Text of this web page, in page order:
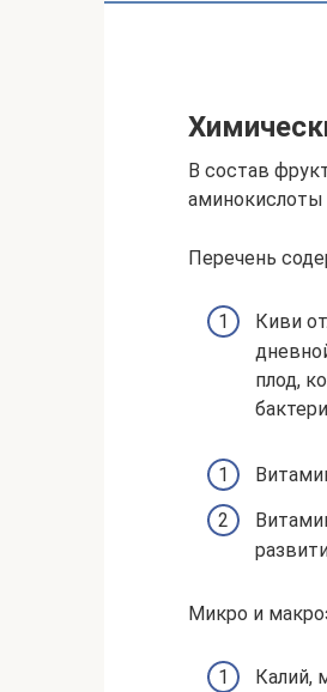
В состав
аминокислоты
Перечень
Киви
плод,
Микро и
Калий,